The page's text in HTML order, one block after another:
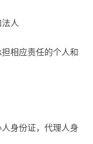
人
相应责任的个人和
身份证，代理人身